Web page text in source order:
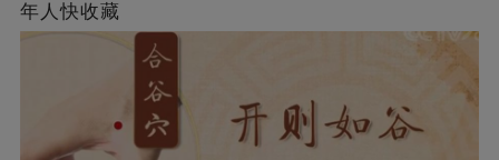
年人快收藏